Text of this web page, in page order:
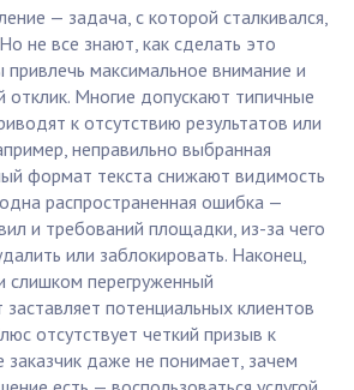
— задача, с которой сталкивался,
не все знают, как сделать это
максимальное внимание и
отклик. Многие допускают типичные
к отсутствию результатов или
неправильно выбранная
формат текста снижают видимость
распространенная ошибка —
и требований площадки, из-за чего
или заблокировать. Наконец,
перегруженный
потенциальных клиентов
отсутствует четкий призыв к
заказчик даже не понимает, зачем